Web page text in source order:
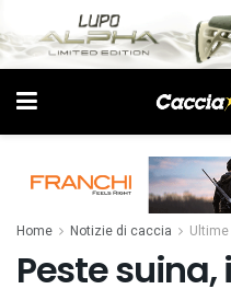
Home Notizie di caccia Ultime
Peste